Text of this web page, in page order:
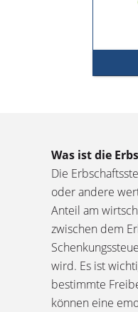
Was ist die
Die
oder andere
Anteil am
zwischen dem
wird. Es ist
bestimmte
können eine